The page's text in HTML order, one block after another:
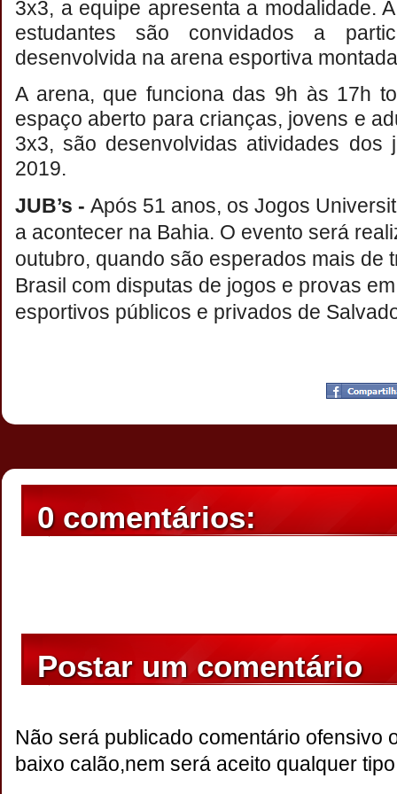
3x3, a equipe apresenta a modalidade.
estudantes são convidados a
desenvolvida na arena esportiva
A arena, que funciona das 9h às 17h
espaço aberto para crianças, jovens e
3x3, são desenvolvidas atividades dos
2019.
JUB’s - Após 51 anos, os Jogos
a acontecer na Bahia. O evento será
outubro, quando são esperados mais de
Brasil com disputas de jogos e provas
esportivos públicos e privados de
18:37
0 comentários:
Postar um comentário
Não será publicado comentário ofensivo
baixo calão,nem será aceito qualquer